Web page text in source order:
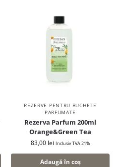
REZERVE PENTRU BUCHETE
PARFUMATE
Rezerva Parfum 200ml
Orange&Green Tea
83,00 lei Inclusiv TVA 21%
Adaugă în coș